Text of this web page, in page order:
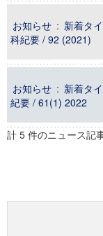
お知らせ : 新着タ
科紀要 / 92 (2021)
お知らせ : 新着タ
紀要 / 61(1) 2022
計 5 件のニュース記